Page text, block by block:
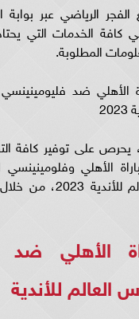
الرياضي عبر بوابة
كافة الخدمات التي
المطلوبة.
الأهلي ضد فليومينينسي
يحرص على توفير كافة
الأهلي وفلومينينسي
بطولة كأس العالم
الأهلي ضد
العالم للأندية